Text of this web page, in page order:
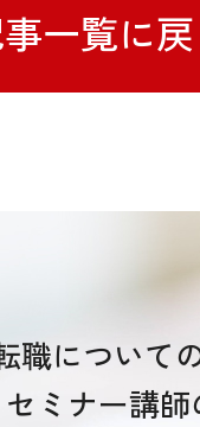
一覧に
職について
ミナー講